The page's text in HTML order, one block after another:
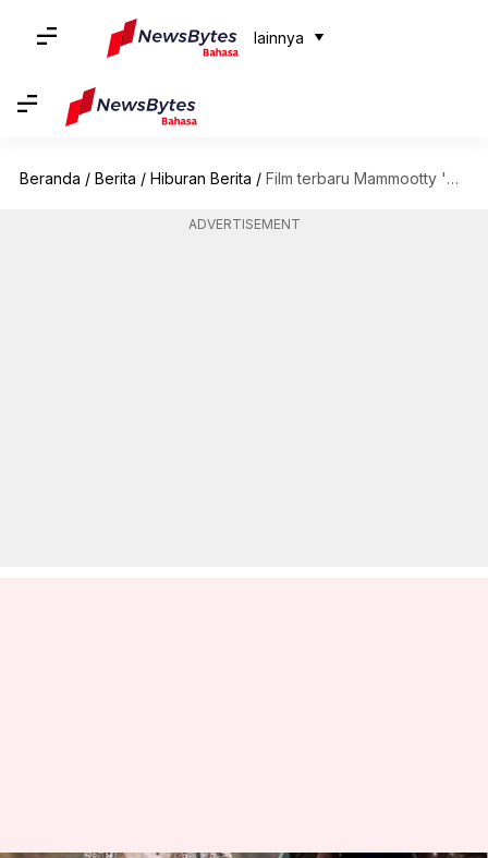
lainnya
Beranda / Berita / Hiburan Berita / Film terbaru Mammootty 'Christopher' sekarang streaming di Amazon Prime Video
ADVERTISEMENT